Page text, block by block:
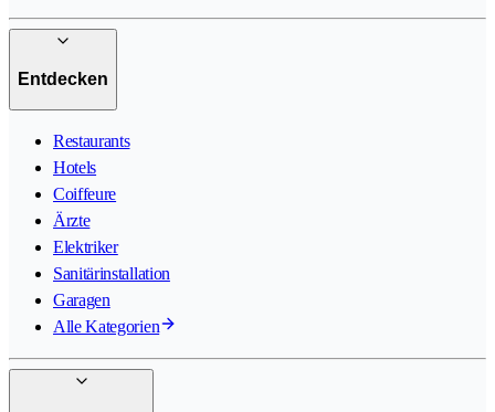
Entdecken
Restaurants
Hotels
Coiffeure
Ärzte
Elektriker
Sanitärinstallation
Garagen
Alle Kategorien